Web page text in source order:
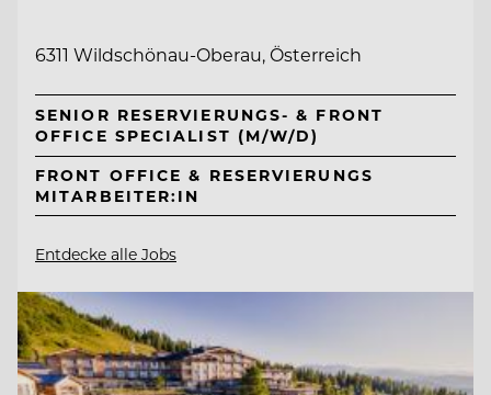
6311 Wildschönau-Oberau, Österreich
SENIOR RESERVIERUNGS- & FRONT
OFFICE SPECIALIST (M/W/D)
FRONT OFFICE & RESERVIERUNGS
MITARBEITER:IN
Entdecke alle Jobs